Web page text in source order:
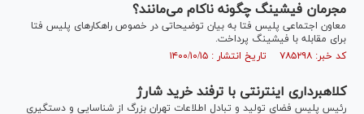
مجرمان فیشینگ چگونه ناکام می‌مانند؟
معاون اجتماعی پلیس فتا به بیان توضیحاتی در خصوص راهکارهای پلیس فتا
برای مقابله با فیشینگ پرداخت.
کد خبر: ۷۸۵۲۹۸ تاریخ انتشار : ۱۴۰۰/۱۰/۱۵
کلاهبرداری اینترنتی با ترفند خرید شارژ
رئیس پلیس فضای تولید و تبادل اطلاعات تهران بزرگ از شناسایی و دستگیری